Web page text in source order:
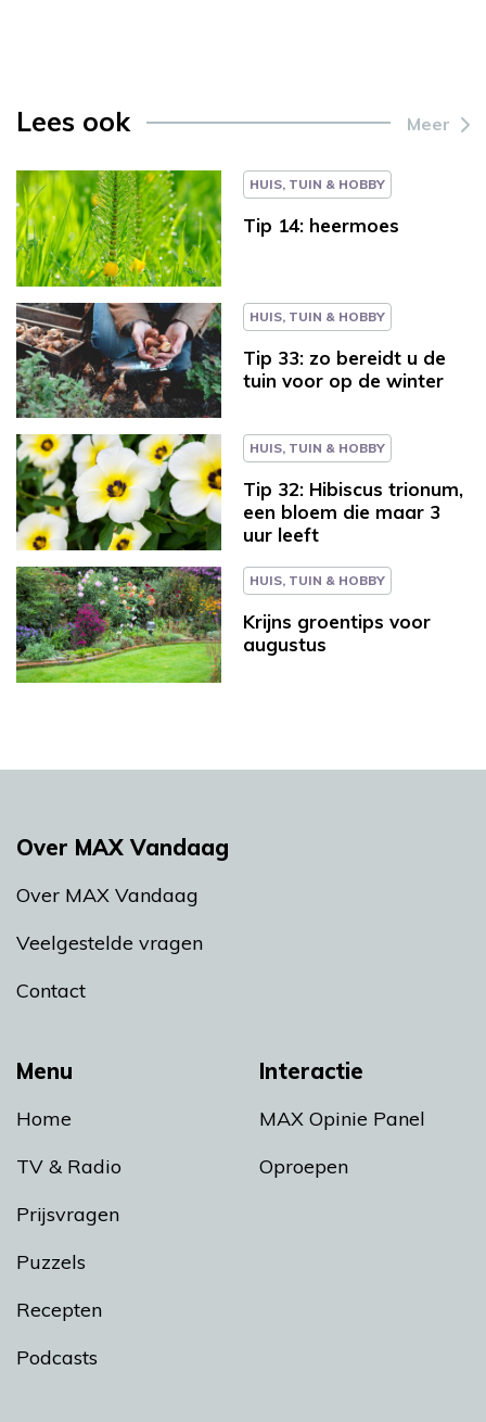
Lees ook Meer
HUIS, TUIN & HOBBY
Tip 14: heermoes
HUIS, TUIN & HOBBY
Tip 33: zo bereidt u de
tuin voor op de winter
HUIS, TUIN & HOBBY
Tip 32: Hibiscus trionum,
een bloem die maar 3
uur leeft
HUIS, TUIN & HOBBY
Krijns groentips voor
augustus
Menu
Home
TV & Radio
Prijsvragen
Puzzels
Recepten
Podcasts
Interactie
MAX Opinie Panel
Oproepen
Over MAX Vandaag
Over MAX Vandaag
Veelgestelde vragen
Contact